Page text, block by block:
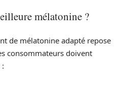
mélatonine ?
de mélatonine adapté repose
consommateurs doivent